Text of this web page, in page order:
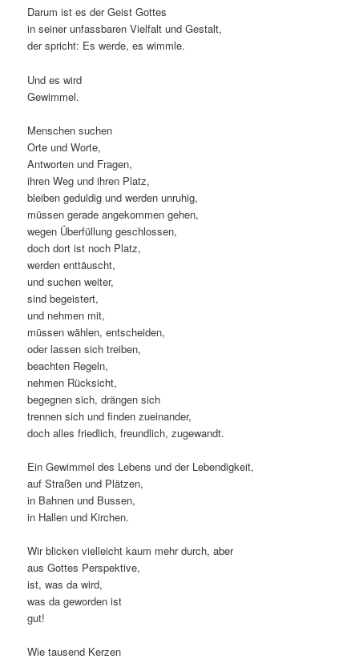
Darum ist es der Geist Gottes
in seiner unfassbaren Vielfalt und Gestalt,
der spricht: Es werde, es wimmle.
Und es wird
Gewimmel.
Menschen suchen
Orte und Worte,
Antworten und Fragen,
ihren Weg und ihren Platz,
bleiben geduldig und werden unruhig,
müssen gerade angekommen gehen,
wegen Überfüllung geschlossen,
doch dort ist noch Platz,
werden enttäuscht,
und suchen weiter,
sind begeistert,
und nehmen mit,
müssen wählen, entscheiden,
oder lassen sich treiben,
beachten Regeln,
nehmen Rücksicht,
begegnen sich, drängen sich
trennen sich und finden zueinander,
doch alles friedlich, freundlich, zugewandt.
Ein Gewimmel des Lebens und der Lebendigkeit,
auf Straßen und Plätzen,
in Bahnen und Bussen,
in Hallen und Kirchen.
Wir blicken vielleicht kaum mehr durch, aber
aus Gottes Perspektive,
ist, was da wird,
was da geworden ist
gut!
Wie tausend Kerzen